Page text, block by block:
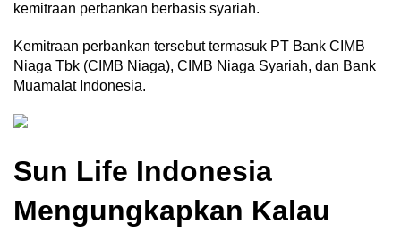
kemitraan perbankan berbasis syariah.
Kemitraan perbankan tersebut termasuk PT Bank CIMB
Niaga Tbk (CIMB Niaga), CIMB Niaga Syariah, dan Bank
Muamalat Indonesia.
Sun Life Indonesia
Mengungkapkan Kalau